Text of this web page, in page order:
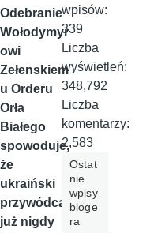
Odebranie
Wołodymyr
owi
Zełenskiem
u Orderu
Orła
Białego
spowoduje,
że
ukraiński
przywódca
już nigdy
wpisów:
339
Liczba
wyświetleń:
348,792
Liczba
komentarzy:
2,583
Ostat
nie
wpisy
bloge
ra